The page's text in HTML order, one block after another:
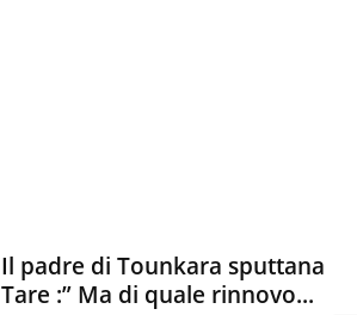
Il padre di Tounkara sputtana
Tare :” Ma di quale rinnovo...